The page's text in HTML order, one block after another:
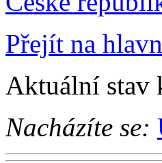
Přejít na
Aktuální stav
Nacházíte se: